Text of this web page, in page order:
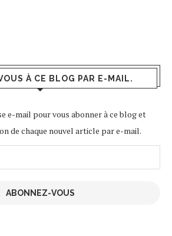
À CE BLOG PAR E-MAIL.
e-mail pour vous abonner à ce blog et
de chaque nouvel article par e-mail.
ABONNEZ-VOUS